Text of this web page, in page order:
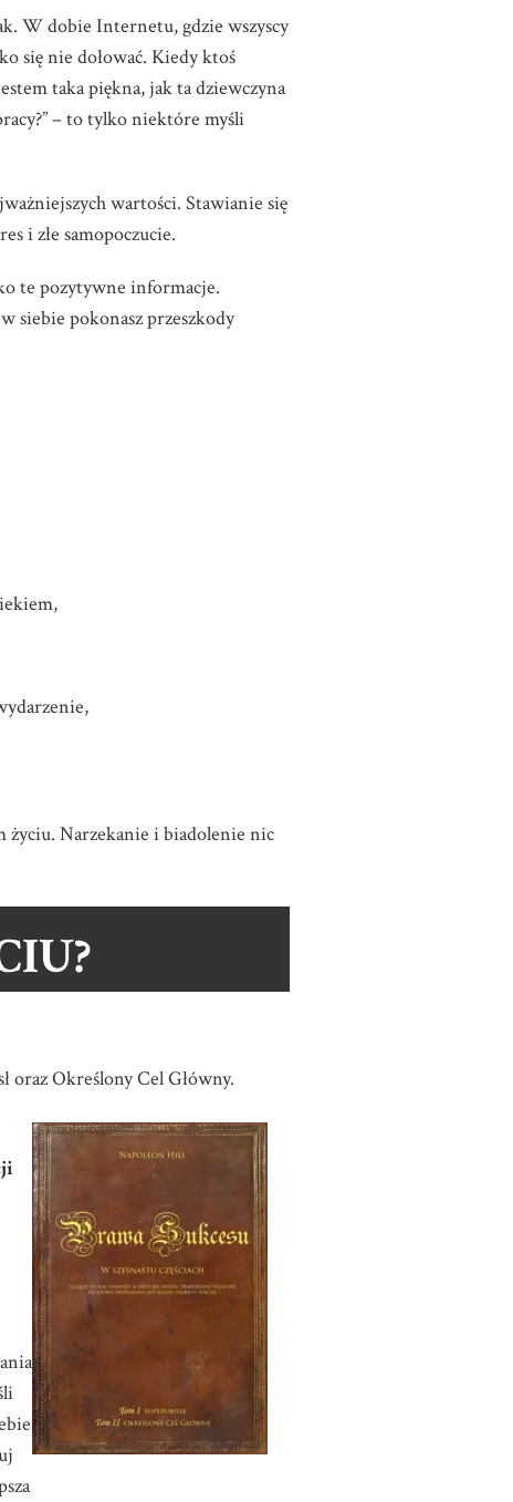
W dobie Internetu, gdzie wszyscy
się nie dołować. Kiedy ktoś
taka piękna, jak ta dziewczyna
– to tylko niektóre myśli
wartości. Stawianie się
i złe samopoczucie.
te pozytywne informacje.
siebie pokonasz przeszkody
Narzekanie i biadolenie nic
oraz Określony Cel Główny.